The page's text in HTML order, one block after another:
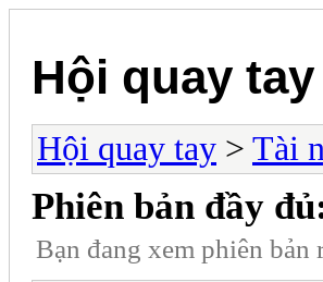
Hội quay tay
Hội quay tay > Tài
Phiên bản đầy
Bạn đang xem phiên bản